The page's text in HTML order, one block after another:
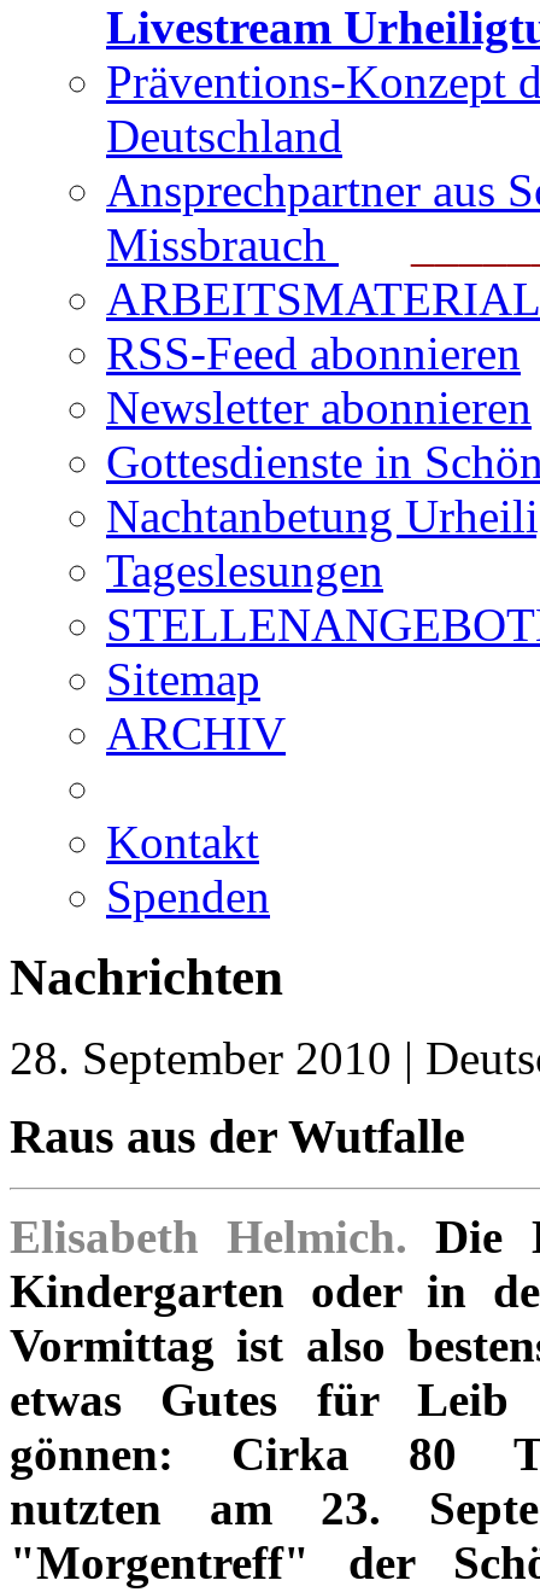
Livestream
Präventions-Konzept
Deutschland
Ansprechpartner aus
Missbrauch
ARBEITSMATERIAL
RSS-Feed abonnieren
Newsletter abonnieren
Gottesdienste in
Nachtanbetung
Tageslesungen
Sitemap
ARCHIV
Kontakt
Spenden
Nachrichten
28. September 2010 |
Raus aus der Wutfalle
Elisabeth Helmich. Die
Kindergarten oder in
Vormittag ist also
etwas Gutes für Leib
gönnen: Cirka 80
nutzten am 23.
"Morgentreff" der